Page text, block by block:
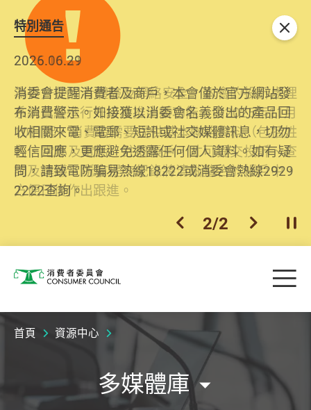
特別通告
2026.06.29
消委會提醒消費者及商戶，本會僅於官方網站發
布消費警示。如接獲以消委會名義發出的產品回
收相關來電、電郵、短訊或社交媒體訊息，切勿
輕信回應，更應避免透露任何個人資料。如有疑
問，請致電防騙易熱線18222或消委會熱線2929
2222查詢。
2025.10.31
為提升使用者體驗及網絡安全，本會的投訴處理
系統已經進行升級及推出新功能。由2025年11月
10日起，消費者需要提供基本聯絡資料（包括姓
名、電郵及電話）註冊帳戶，才可提交投訴、查
詢及建議。所有提交紀錄將清晰整合於帳戶中，
方便日後作出跟進。
上一個
2/2 下一個開
關閉
消費者委員會 目
首頁 資源中心
多媒體庫